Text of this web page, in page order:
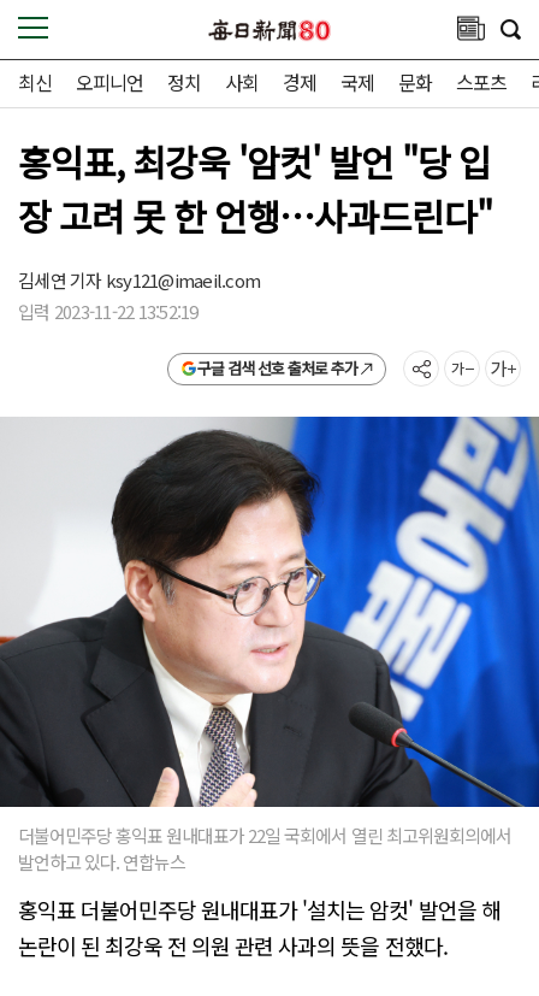
최신 오피니언 정치 사회 경제 국제 문화 스포츠
홍익표, 최강욱 '암컷' 발언 "당 입
장 고려 못 한 언행…사과드린다"
김세연 기자ksy121@imaeil.com
입력 2023-11-22 13:52:19
구글 검색 선호 출처로 추가
더불어민주당 홍익표 원내대표가 22일 국회에서 열린 최고위원회의에서
발언하고 있다. 연합뉴스
홍익표 더불어민주당 원내대표가 '설치는 암컷' 발언을 해
논란이 된 최강욱 전 의원 관련 사과의 뜻을 전했다.